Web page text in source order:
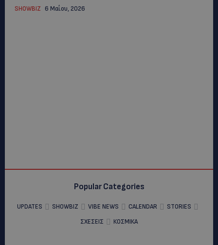
SHOWBIZ 6 Μαΐου, 2026
Popular Categories
UPDATES SHOWBIZ VIBE NEWS CALENDAR
STORIES
ΣΧΕΣΕΙΣ
ΚΟΣΜΙΚΑ